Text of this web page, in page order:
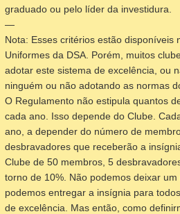
graduado ou pelo líder da investidura.
—
Nota: Esses critérios estão disponíveis
Uniformes da DSA. Porém, muitos
adotar este sistema de excelência, ou
ninguém ou não adotando as normas
O Regulamento não estipula quantos
cada ano. Isso depende do Clube.
ano, a depender do número de
desbravadores que receberão a
Clube de 50 membros, 5
torno de 10%. Não podemos deixar
podemos entregar a insígnia para
de excelência. Mas então, como